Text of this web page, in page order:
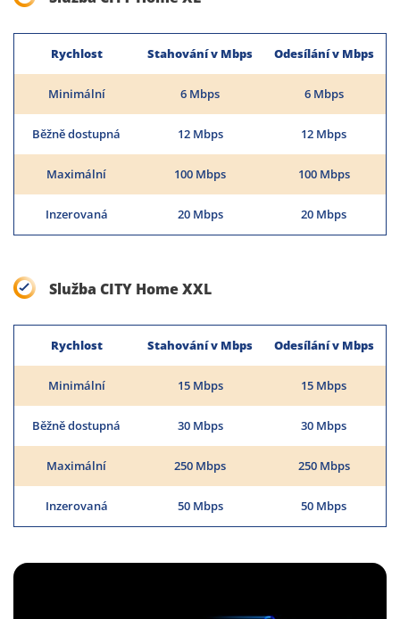
Rychlost Stahování v Mbps Odesílání v Mbps
Minimální 6 Mbps 6 Mbps
Běžně dostupná 12 Mbps 12 Mbps
Maximální 100 Mbps 100 Mbps
Inzerovaná 20 Mbps 20 Mbps
Služba CITY Home XXL
Rychlost Stahování v Mbps Odesílání v Mbps
Minimální 15 Mbps 15 Mbps
Běžně dostupná 30 Mbps 30 Mbps
Maximální 250 Mbps 250 Mbps
Inzerovaná 50 Mbps 50 Mbps